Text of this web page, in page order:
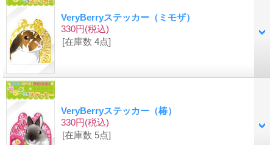
VeryBerryステッカー（ミモザ）
330円(税込)
[在庫数 4点]
VeryBerryステッカー（椿）
330円(税込)
[在庫数 5点]